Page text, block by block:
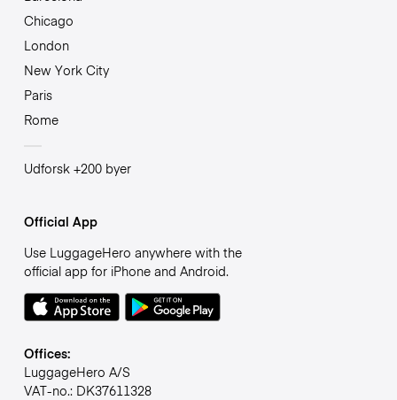
Chicago
London
New York City
Paris
Rome
Udforsk +200 byer
Official App
Use LuggageHero anywhere with the
official app for iPhone and Android.
Offices:
LuggageHero A/S
VAT-no.: DK37611328